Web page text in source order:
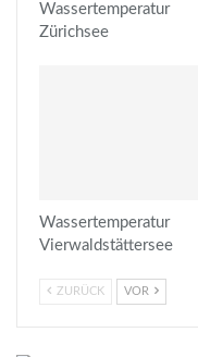
Wassertemperatur
Zürichsee
Wassertemperatur
Vierwaldstättersee
ZURÜCK VOR